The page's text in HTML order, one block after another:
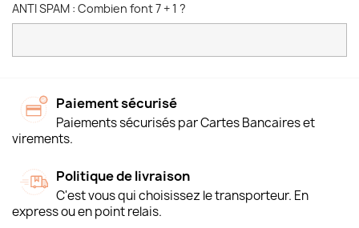
ANTI SPAM : Combien font 7 + 1 ?
Paiement sécurisé
Paiements sécurisés par Cartes Bancaires et
virements.
Politique de livraison
C'est vous qui choisissez le transporteur. En
express ou en point relais.